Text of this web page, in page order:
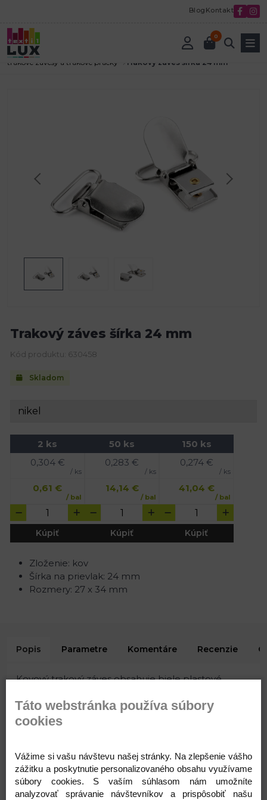
Blog Kontakt
0
Úvod
trakové závesy a trakové pracky
Trakový záves šírka 24 mm
Trakový záves šírka 24 mm
Kód produktu: 630458
Skladom
2 ks
0,304€
/ ks
0,61 €
/ bal
Kúpiť
50 ks
0,283 €
/ ks
14,14 €
/ bal
Kúpiť
150 ks
0,274€
/ ks
41,04 €
/ bal
Kúpiť
Zloženie: kov
Šírka na prievlak: 24 mm
Rozmery: 27 x 34 mm
Popis Parametre Komentáre Recenzie
Kovový trakový záves obsahuje biele plastové
typy bez plastových vložiek.
Zloženie: kov
Varianty
Táto webstránka používa súbory
cookies
Vážime si vašu návštevu našej stránky. Na zlepšenie vášho
zážitku a poskytnutie personalizovaného obsahu využívame
súbory cookies. S vaším súhlasom nám umožníte
analyzovať správanie návštevníkov a prispôsobiť našu